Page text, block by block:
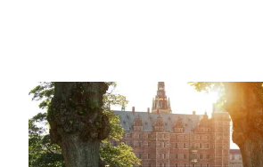
Turismen boomer i Nordsjælland